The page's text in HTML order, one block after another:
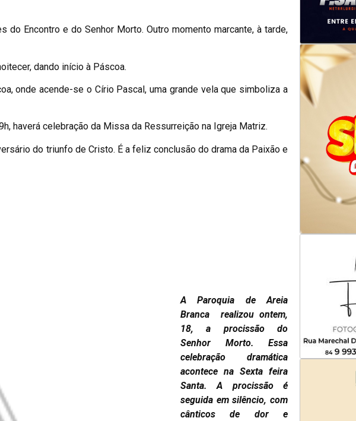
Encontro e do Senhor Morto. Outro momento marcante, à tarde,
dando início à Páscoa.
onde acende-se o Círio Pascal, uma grande vela que simboliza a
haverá celebração da Missa da Ressurreição na Igreja Matriz.
do triunfo de Cristo. É a feliz conclusão do drama da Paixão e
A Paroquia de Areia
Branca realizou ontem,
18, a procissão do
Senhor Morto. Essa
celebração dramática
acontece na Sexta feira
Santa. A procissão é
seguida em silêncio, com
cânticos de dor e